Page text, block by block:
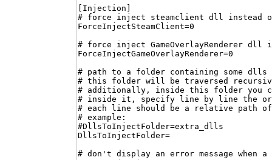
[Injection]
# force inject steamclient dll instead
ForceInjectSteamClient=0
# force inject GameOverlayRenderer
ForceInjectGameOverlayRenderer=0
# path to a folder containing some
# this folder will be traversed
# additionally, inside this folder you
# inside it, specify line by line the
# each line should be a relative
# example:
#DllsToInjectFolder=extra_dlls
DllsToInjectFolder=
# don't display an error message